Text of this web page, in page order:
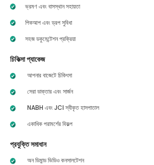
ভ্রমণ এবং বাসস্থান সহায়তা
পিকআপ এবং ড্রপ সুবিধা
সহজ ডকুমেন্টেশন প্রক্রিয়া
চিকিত্সা প্যাকেজ
আপনার বাজেটে চিকিৎসা
সেরা ডাক্তার এবং সার্জন
NABH এবং JCI স্বীকৃত হাসপাতাল
একাধিক পরামর্শের বিকল্প
প্রযুক্তি সমাধান
অন ডিমান্ড ভিডিও কনসালটেশন